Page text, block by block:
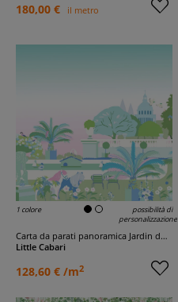
180,00 € il metro
1 colore
possibilità di
personalizzazione
Carta da parati panoramica Jardin du Luxembourg rosa
Little Cabari
128,60 € /m2